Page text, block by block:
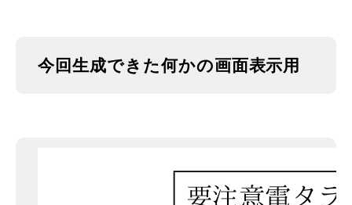
今回生成できた何かの画面表示用